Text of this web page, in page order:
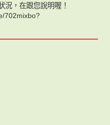
況，在跟您說明喔！
702mixbo?